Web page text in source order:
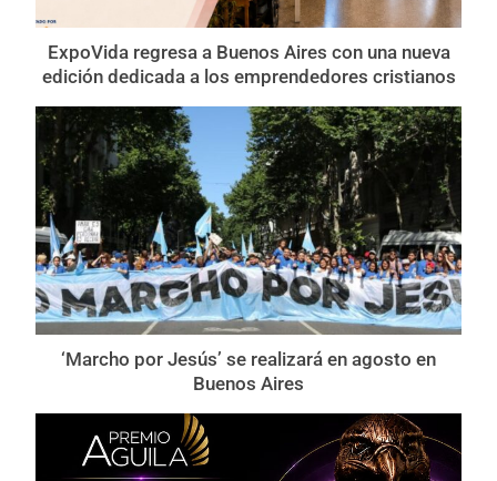
ExpoVida regresa a Buenos Aires con una nueva
edición dedicada a los emprendedores cristianos
‘Marcho por Jesús’ se realizará en agosto en
Buenos Aires